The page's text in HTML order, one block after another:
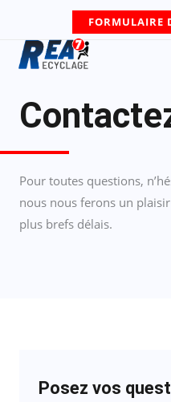
FORMULAIRE
Pour toutes questions,
nous nous ferons un
plus brefs délais.
Posez vos